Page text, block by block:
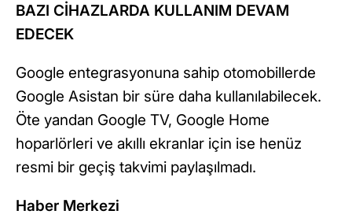
BAZI CİHAZLARDA KULLANIM DEVAM
EDECEK
Google entegrasyonuna sahip otomobillerde
Google Asistan bir süre daha kullanılabilecek.
Öte yandan Google TV, Google Home
hoparlörleri ve akıllı ekranlar için ise henüz
resmi bir geçiş takvimi paylaşılmadı.
Haber Merkezi